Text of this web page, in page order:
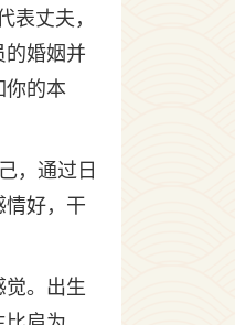
表丈夫，
的婚姻并
你的本
，通过日
情好，干
觉。出生